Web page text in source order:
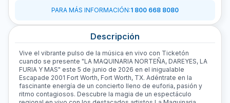
PARA MÁS INFORMACIÓN:1 800 668 8080
Descripción
Vive el vibrante pulso de la música en vivo con Ticketón
cuando se presente "LA MAQUINARIA NORTEÑA, DAREYES, LA
FURIA Y MAS" este 5 de junio de 2026 en el inigualable
Escapade 2001 Fort Worth, Fort Worth, TX. Adéntrate en la
fascinante energía de un concierto lleno de euforia, pasión y
ritmo contagiosos. Descubre la magia de un espectáculo